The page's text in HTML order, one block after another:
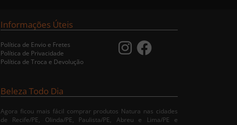
Informações Úteis
Política de Envio e Fretes
Política de Privacidade
Política de Troca e Devolução
Beleza Todo Dia
Agora ficou mais fácil comprar produtos Natura nas cidades
de Recife/PE, Olinda/PE, Paulista/PE, Abreu e Lima/PE e